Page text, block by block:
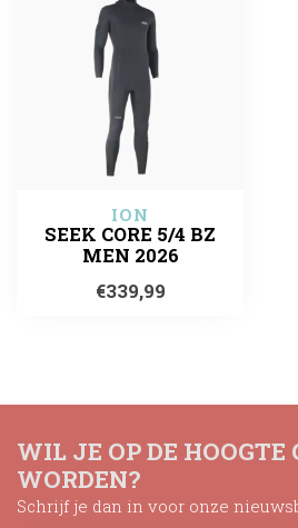
ION
SEEK CORE 5/4 BZ
MEN 2026
€339,99
WIL JE OP DE HOOGTE
WORDEN?
Schrijf je dan in voor onze